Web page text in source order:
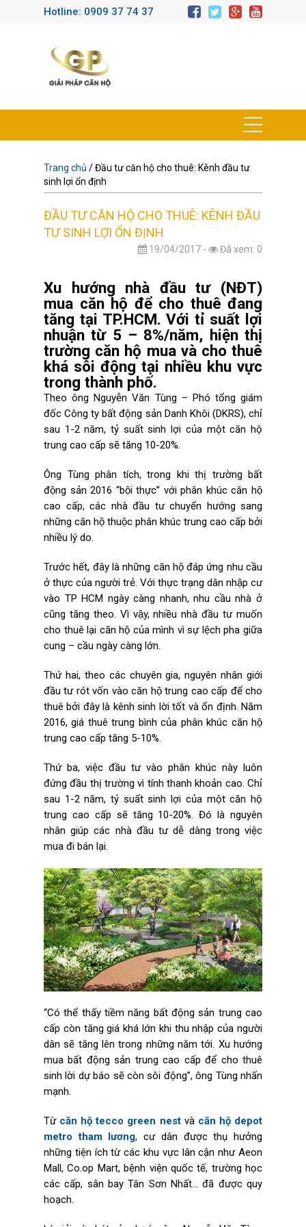
Hotline: 0909 37 74 37
Trang chủ /Đầu tư căn hộ cho thuê: Kênh đầu tư
sinh lợi ổn định
ĐẦU TƯ CĂN HỘ CHO THUÊ: KÊNH ĐẦU
TƯ SINH LỢI ỔN ĐỊNH
19/04/2017 - Đã xem: 0
Xu hướng nhà đầu tư (NĐT)
mua căn hộ để cho thuê đang
tăng tại TP.HCM. Với tỉ suất lợi
nhuận từ 5 – 8%/năm, hiện thị
trường căn hộ mua và cho thuê
khá sôi động tại nhiều khu vực
trong thành phố.
Theo ông Nguyễn Văn Tùng – Phó tổng giám
đốc Công ty bất động sản Danh Khôi (DKRS), chỉ
sau 1-2 năm, tỷ suất sinh lợi của một căn hộ
trung cao cấp sẽ tăng 10-20%.
Ông Tùng phân tích, trong khi thị trường bất
động sản 2016 “bội thực” với phân khúc căn hộ
cao cấp, các nhà đầu tư chuyển hướng sang
những căn hộ thuộc phân khúc trung cao cấp bởi
nhiều lý do.
Trước hết, đây là những căn hộ đáp ứng nhu cầu
ở thực của người trẻ. Với thực trạng dân nhập cư
vào TP HCM ngày càng nhanh, nhu cầu nhà ở
cũng tăng theo. Vì vậy, nhiều nhà đầu tư muốn
cho thuê lại căn hộ của mình vì sự lệch pha giữa
cung – cầu ngày càng lớn.
Thứ hai, theo các chuyên gia, nguyên nhân giới
đầu tư rót vốn vào căn hộ trung cao cấp để cho
thuê bởi đây là kênh sinh lời tốt và ổn định. Năm
2016, giá thuê trung bình của phân khúc căn hộ
trung cao cấp tăng 5-10%.
Thứ ba, việc đầu tư vào phân khúc này luôn
đứng đầu thị trường vì tính thanh khoản cao. Chỉ
sau 1-2 năm, tỷ suất sinh lợi của một căn hộ
trung cao cấp sẽ tăng 10-20%. Đó là nguyên
nhân giúp các nhà đầu tư dễ dàng trong việc
mua đi bán lại.
“Có thể thấy tiềm năng bất động sản trung cao
cấp còn tăng giá khá lớn khi thu nhập của người
dân sẽ tăng lên trong những năm tới. Xu hướng
mua bất động sản trung cao cấp để cho thuê
sinh lời dự báo sẽ còn sôi động”, ông Tùng nhấn
mạnh.
Từ căn hộ tecco green nestvà căn hộ depot
metro tham lương, cư dân được thụ hưởng
những tiện ích từ các khu vực lân cận như Aeon
Mall, Co.op Mart, bệnh viện quốc tế, trường học
các cấp, sân bay Tân Sơn Nhất… đã được quy
hoạch.